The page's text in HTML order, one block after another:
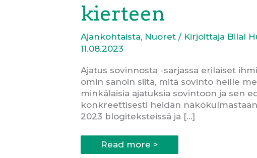
kierteen
Ajankohtaista, Nuoret / Kirjoittaja Bilal
11.08.2023
Ajatus sovinnosta -sarjassa erilaiset
omin sanoin siitä, mitä sovinto heille
minkälaisia ajatuksia sovintoon ja sen
konkreettisesti heidän
2023 blogiteksteissä ja […]
Sovinto
katkaisee
Read more >